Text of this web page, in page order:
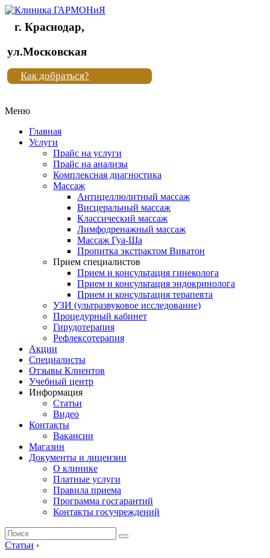
Клиника
"Новая
жизнь"
Клиника
жизнь"
г. Краснодар,
ул.Московская
Как добраться?
Меню
Главная
Услуги
Прайс на услуги
Прайс на анализы
Комплексная диагностика
Массаж
Антицеллюлитный массаж
Висцеральный массаж
Классический массаж
Лимфодренажный массаж
Массаж Гуа-Ша
Пропитка экстрактом Виватон
Прием специалистов
Прием и консультация гинеколога
Прием и консультация эндокринолога
Прием и консультация терапевта
УЗИ (ультразвуковое исследование)
Процедурный кабинет
Гирудотерапия
Рефлексотерапия
Акции
Специалисты
Отзывы Клиентов
Учебный центр
Информация
Статьи
Видео
Контакты
Вакансии
Магазин
Документы и лицензии
О клинике
Платные услуги
Правила приема
Программа госгарантий
Контакты госучреждений
Статьи ›